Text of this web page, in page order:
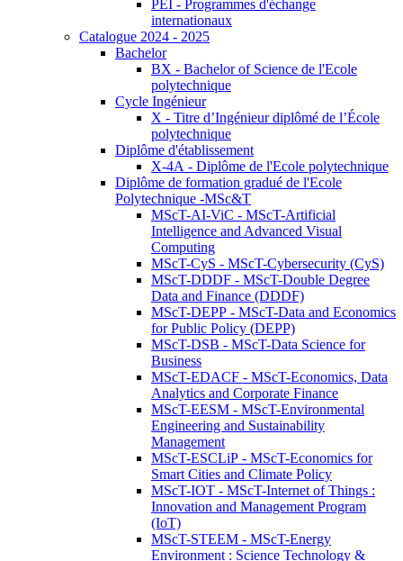
PEI - Programmes d'échange
internationaux
Catalogue 2024 - 2025
Bachelor
BX - Bachelor of Science de l'Ecole
polytechnique
Cycle Ingénieur
X - Titre d’Ingénieur diplômé de l’École
polytechnique
Diplôme d'établissement
X-4A - Diplôme de l'Ecole polytechnique
Diplôme de formation gradué de l'Ecole
Polytechnique -MSc&T
MScT-AI-ViC - MScT-Artificial
Intelligence and Advanced Visual
Computing
MScT-CyS - MScT-Cybersecurity (CyS)
MScT-DDDF - MScT-Double Degree
Data and Finance (DDDF)
MScT-DEPP - MScT-Data and Economics
for Public Policy (DEPP)
MScT-DSB - MScT-Data Science for
Business
MScT-EDACF - MScT-Economics, Data
Analytics and Corporate Finance
MScT-EESM - MScT-Environmental
Engineering and Sustainability
Management
MScT-ESCLiP - MScT-Economics for
Smart Cities and Climate Policy
MScT-IOT - MScT-Internet of Things :
Innovation and Management Program
(IoT)
MScT-STEEM - MScT-Energy
Environment : Science Technology &